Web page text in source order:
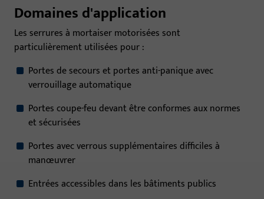
Domaines d'application
Les serrures à mortaiser motorisées sont
particulièrement utilisées pour :
Portes de secours et portes anti-panique avec
verrouillage automatique
Portes coupe-feu devant être conformes aux normes
et sécurisées
Portes avec verrous supplémentaires difficiles à
manœuvrer
Entrées accessibles dans les bâtiments publics